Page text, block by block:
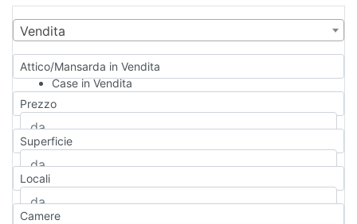
Vendita
Attico/Mansarda in Vendita
Case in Vendita
Qualsiasi
Appartamento
Casa indipendente
Casa Semi-indipendente
Attico/Mansarda
Rustico/Casale
Prezzo
Superficie
Locali
Camere